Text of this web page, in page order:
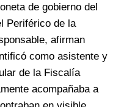
de gobierno del
Periférico de la
afirman
como asistente y
de la Fiscalía
acompañaba a